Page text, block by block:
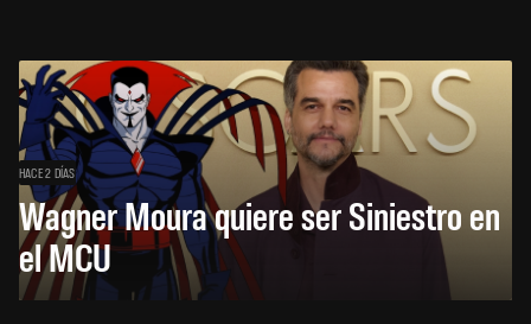
HACE 2 DÍAS
Wagner Moura quiere ser Siniestro en
el MCU